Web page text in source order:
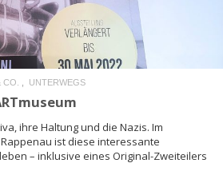
UNTERWEGS
ihre Haltung und die Nazis. Im
ist diese interessante
– inklusive eines Original-Zweiteilers